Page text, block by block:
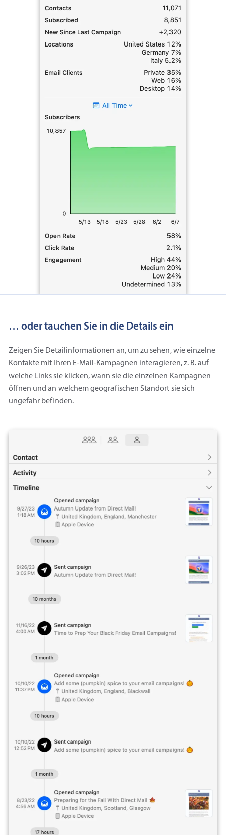
… oder tauchen Sie in die Details ein
Zeigen Sie Detailinformationen an, um zu sehen, wie einzelne
Kontakte mit Ihren E-Mail-Kampagnen interagieren, z. B. auf
welche Links sie klicken, wann sie die einzelnen Kampagnen
öffnen und an welchem geografischen Standort sie sich
ungefähr befinden.